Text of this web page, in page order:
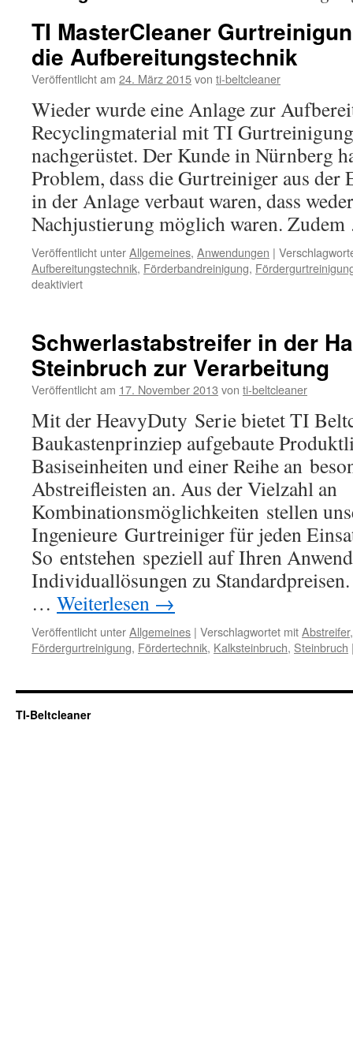
TI MasterCleaner
die Aufbereitungstechnik
Veröffentlicht am 24. März 2015von ti-beltcleaner
Wieder wurde eine Anlage zur
Recyclingmaterial mit TI
nachgerüstet. Der Kunde in Nürnberg
Problem, dass die Gurtreiniger aus der
in der Anlage verbaut waren, dass
Nachjustierung möglich waren.
Veröffentlicht unterAllgemeines, Anwendungen |
Aufbereitungstechnik, Förderbandreinigung,
deaktiviertfür
für
die
Aufbereitungstechnik
Schwerlastabstreifer in der
Steinbruch zur Verarbeitung
Veröffentlicht am 17. November 2013 von ti-beltcleaner
Mit der HeavyDuty Serie bietet TI
Baukastenprinziep aufgebaute
Basiseinheiten und einer Reihe an
Abstreifleisten an. Aus der Vielzahl an
Kombinationsmöglichkeiten stellen
Ingenieure Gurtreiniger für jeden
So entstehen speziell auf Ihren
Individuallösungen zu
… Weiterlesen →
Veröffentlicht unterAllgemeines | Verschlagwortet mitAbstreifer
Fördergurtreinigung, Fördertechnik, Kalksteinbruch, Steinbruch
TI-Beltcleaner